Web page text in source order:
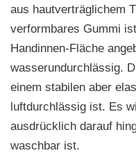
aus hautverträglichem
verformbares Gummi
Handinnen-Fläche
wasserundurchlässig.
einem stabilen aber
luftdurchlässig ist. Es
ausdrücklich darauf
waschbar ist.